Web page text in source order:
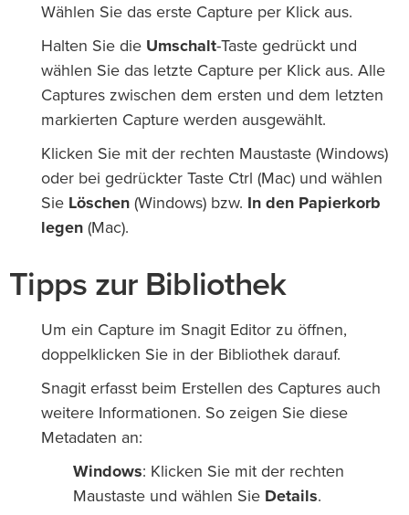
Wählen Sie das erste Capture per Klick aus.
Halten Sie die Umschalt-Taste gedrückt und
wählen Sie das letzte Capture per Klick aus. Alle
Captures zwischen dem ersten und dem letzten
markierten Capture werden ausgewählt.
Klicken Sie mit der rechten Maustaste (Windows)
oder bei gedrückter Taste Ctrl (Mac) und wählen
Sie Löschen (Windows) bzw.
In den Papierkorb
legen (Mac).
Tipps zur Bibliothek
Um ein Capture im Snagit Editor zu öffnen,
doppelklicken Sie in der Bibliothek darauf.
Snagit erfasst beim Erstellen des Captures auch
weitere Informationen. So zeigen Sie diese
Metadaten an:
Windows: Klicken Sie mit der rechten
Maustaste und wählen Sie Details.